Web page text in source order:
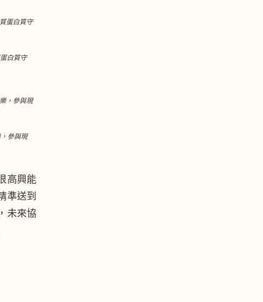
白質守
參與現
高興能
準送到
未來協